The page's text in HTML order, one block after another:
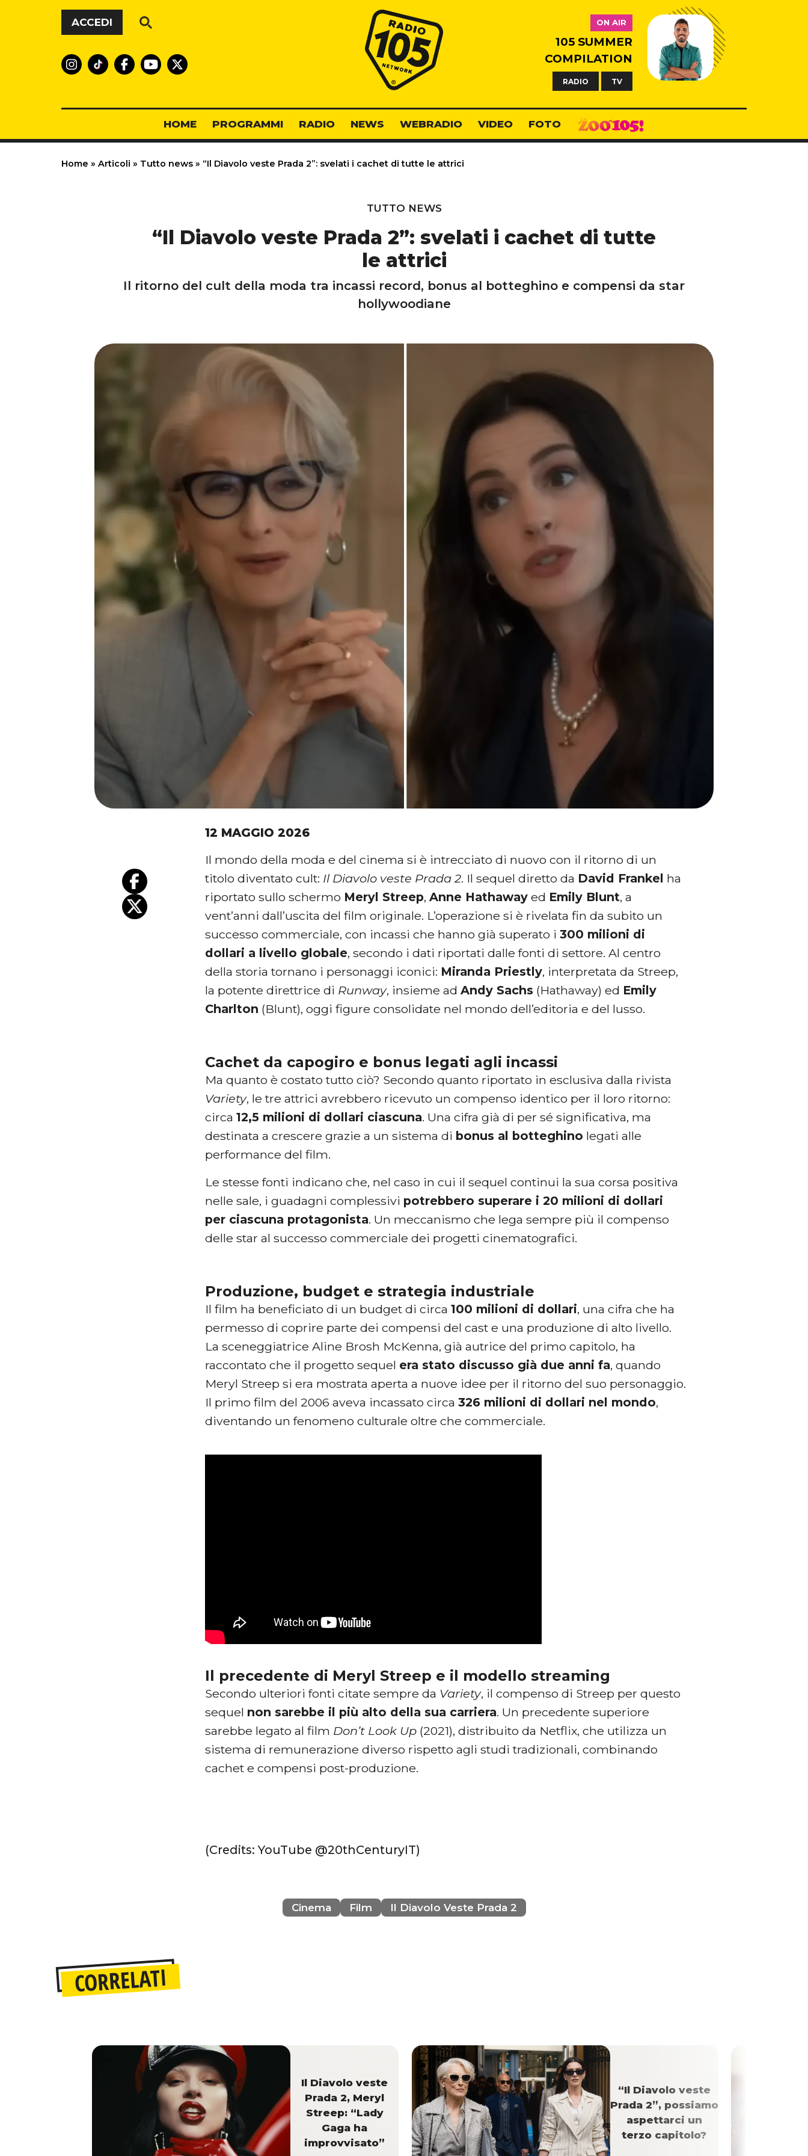
Vai al contenuto
ACCEDI
Radio 105
ON AIR
105 SUMMER
COMPILATION
RADIO TV
HOME PROGRAMMI RADIO NEWS WEBRADIO VIDEO FOTO
Home » Articoli » Tutto news » “Il Diavolo veste Prada 2”: svelati i cachet di tutte le attrici
TUTTO NEWS
“Il Diavolo veste Prada 2”: svelati i cachet di tutte
le attrici
Il ritorno del cult della moda tra incassi record, bonus al botteghino e compensi da star
hollywoodiane
12 MAGGIO 2026
Il mondo della moda e del cinema si è intrecciato di nuovo con il ritorno di un
titolo diventato cult: Il Diavolo veste Prada 2. Il sequel diretto da David Frankel ha
riportato sullo schermo Meryl Streep,Anne Hathaway ed Emily Blunt, a
vent’anni dall’uscita del film originale. L’operazione si è rivelata fin da subito un
successo commerciale, con incassi che hanno già superato i300 milioni di
dollari a livello globale, secondo i dati riportati dalle fonti di settore. Al centro
della storia tornano i personaggi iconici: Miranda Priestly, interpretata da Streep,
la potente direttrice di Runway, insieme adAndy Sachs (Hathaway) ed Emily
Charlton (Blunt), oggi figure consolidate nel mondo dell’editoria e del lusso.
Cachet da capogiro e bonus legati agli incassi
Ma quanto è costato tutto ciò? Secondo quanto riportato in esclusiva dalla rivista
Variety, le tre attrici avrebbero ricevuto un compenso identico per il loro ritorno:
circa12,5 milioni di dollari ciascuna. Una cifra già di per sé significativa, ma
destinata a crescere grazie a un sistema di bonus al botteghino legati alle
performance del film.
Le stesse fonti indicano che, nel caso in cui il sequel continui la sua corsa positiva
nelle sale, i guadagni complessivi potrebbero superare i 20 milioni di dollari
per ciascuna protagonista. Un meccanismo che lega sempre più il compenso
delle star al successo commerciale dei progetti cinematografici.
Produzione, budget e strategia industriale
Il film ha beneficiato di un budget di circa100 milioni di dollari, una cifra che ha
permesso di coprire parte dei compensi del cast e una produzione di alto livello.
La sceneggiatrice Aline Brosh McKenna, già autrice del primo capitolo, ha
raccontato che il progetto sequel era stato discusso già due anni fa, quando
Meryl Streep si era mostrata aperta a nuove idee per il ritorno del suo personaggio.
Il primo film del 2006 aveva incassato circa326 milioni di dollari nel mondo,
diventando un fenomeno culturale oltre che commerciale.
Il precedente di Meryl Streep e il modello streaming
Secondo ulteriori fonti citate sempre da Variety, il compenso di Streep per questo
sequel non sarebbe il più alto della sua carriera. Un precedente superiore
sarebbe legato al film Don’t Look Up (2021), distribuito da Netflix, che utilizza un
sistema di remunerazione diverso rispetto agli studi tradizionali, combinando
cachet e compensi post-produzione.
(Credits: YouTube @20thCenturyIT)
Cinema Film Il Diavolo Veste Prada 2
CORRELATI
Il Diavolo veste
Prada 2, Meryl
Streep: “Lady
Gaga ha
improvvisato”
“Il Diavolo veste
Prada 2”, possiamo
aspettarci un
terzo capitolo?